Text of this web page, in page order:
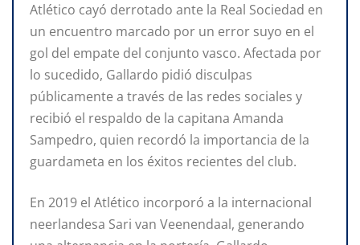
Atlético cayó derrotado ante la Real Sociedad en
un encuentro marcado por un error suyo en el
gol del empate del conjunto vasco. Afectada por
lo sucedido, Gallardo pidió disculpas
públicamente a través de las redes sociales y
recibió el respaldo de la capitana Amanda
Sampedro, quien recordó la importancia de la
guardameta en los éxitos recientes del club.
En 2019 el Atlético incorporó a la internacional
neerlandesa Sari van Veenendaal, generando